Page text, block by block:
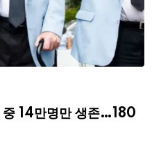
14만명만 생존…180